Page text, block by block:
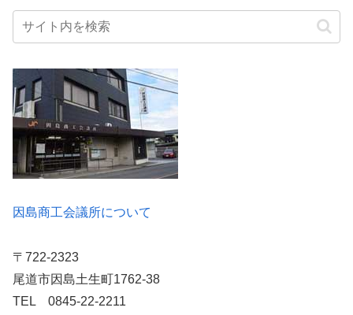
因島商工会議所について
〒722-2323
尾道市因島土生町1762-38
TEL 0845-22-2211